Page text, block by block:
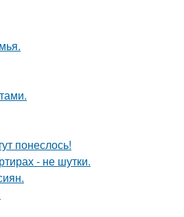
понеслось!
- не шутки.